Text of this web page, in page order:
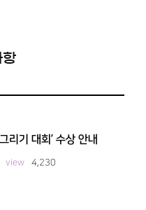
항
리기 대회’ 수상 안내
view 4,230